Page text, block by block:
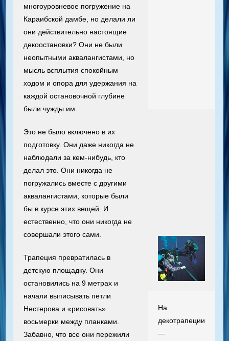
многоуровневое погружение на
Караибской дамбе, но делали ли
они действительно настоящие
декоостановки? Они не были
неопытными аквалангистами, но
мысль всплытия спокойным
ходом и опора для удержания на
каждой остановочной глубине
были чужды им.
Это не было включено в их
подготовку. Они даже никогда не
наблюдали за кем-нибудь, кто
делал это. Они никогда не
погружались вместе с другими
аквалангистами, которые были
бы в курсе этих вещей. И
естественно, что они никогда не
совершали этого сами.
Трапеция превратилась в
детскую площадку. Они
остановились на 9 метрах и
начали выписывать петли
Нестерова и «рисовать»
восьмерки между планками.
Забавно, что все они пережили
На
декотрапеции
—